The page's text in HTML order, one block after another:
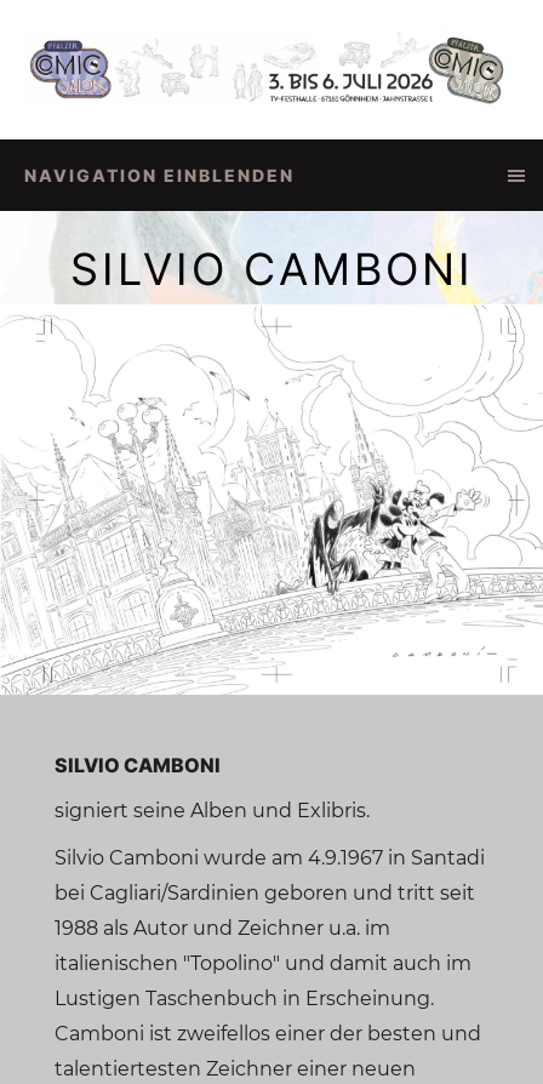
NAVIGATION EINBLENDEN
SILVIO CAMBONI
SILVIO CAMBONI
signiert seine Alben und Exlibris.
Silvio Camboni wurde am 4.9.1967 in Santadi
bei Cagliari/Sardinien geboren und tritt seit
1988 als Autor und Zeichner u.a. im
italienischen "Topolino" und damit auch im
Lustigen Taschenbuch in Erscheinung.
Camboni ist zweifellos einer der besten und
talentiertesten Zeichner einer neuen